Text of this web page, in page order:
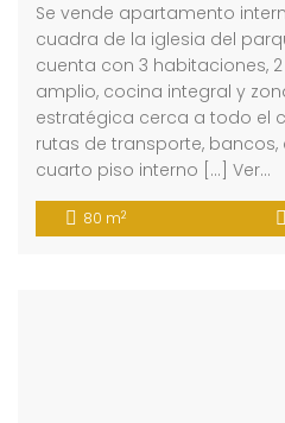
Se vende apartamento
cuadra de la iglesia del
cuenta con 3 habitaciones,
amplio, cocina integral y
estratégica cerca a todo el
rutas de transporte, bancos,
cuarto piso interno […] Ver…
80 m2